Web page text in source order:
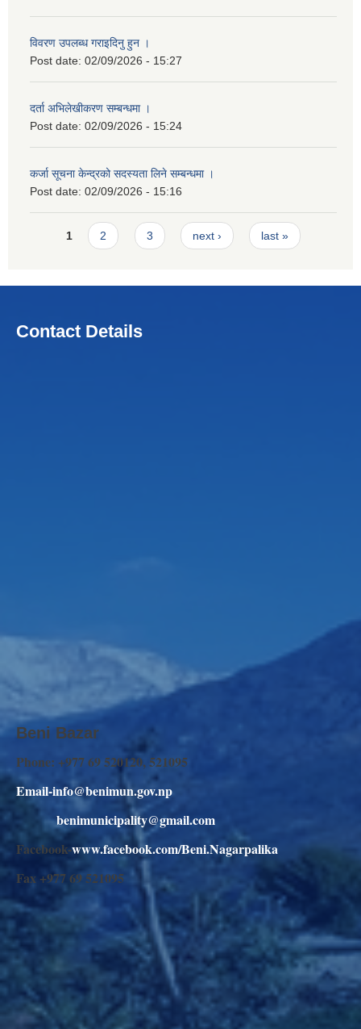
विवरण उपलब्ध गराइदिनु हुन ।
Post date: 02/09/2026 - 15:27
दर्ता अभिलेखीकरण सम्बन्धमा ।
Post date: 02/09/2026 - 15:24
कर्जा सूचना केन्द्रको सदस्यता लिने सम्बन्धमा ।
Post date: 02/09/2026 - 15:16
Pages
1 2 3 next › last »
Contact Details
Beni Bazar
Phone: +977 69 520120, 521095
Email-info@benimun.gov.np
benimunicipality@gmail.com
Facebook-www.facebook.com/Beni.Nagarpalika
Fax +977 69 521095